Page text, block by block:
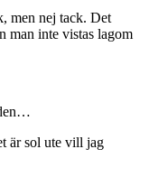
men nej tack. Det
man inte vistas lagom
är sol ute vill jag